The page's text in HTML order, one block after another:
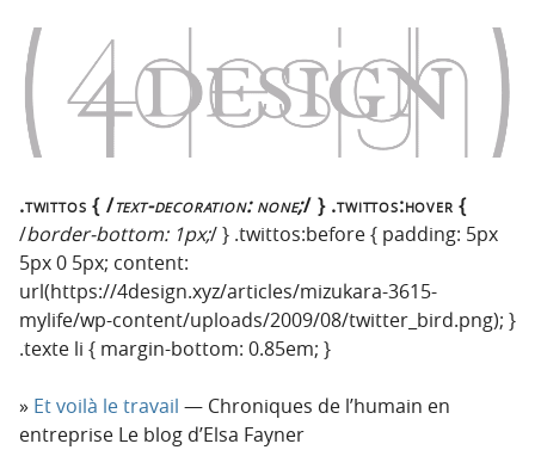
.twittos { /text-decoration: none;/ } .twittos:hover {
/border-bottom: 1px;/ } .twittos:before { padding: 5px
5px 0 5px; content:
url(https://4design.xyz/articles/mizukara-3615-
mylife/wp-content/uploads/2009/08/twitter_bird.png); }
.texte li { margin-bottom: 0.85em; }
Et voilà le travail — Chroniques de l’humain en
entreprise Le blog d’Elsa Fayner